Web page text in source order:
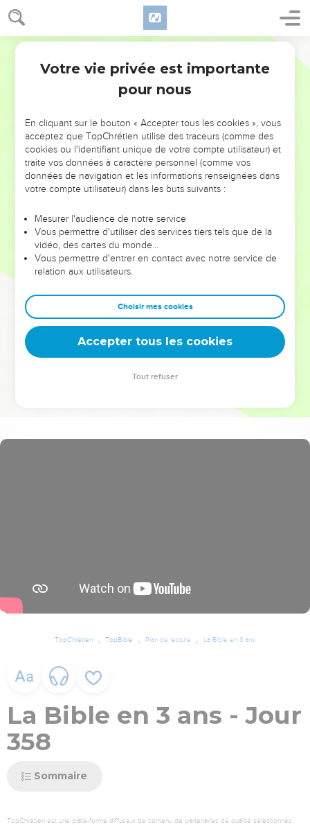
NE MANQUEZ PAS L’ÉVÉNEMENT
DE L’ANNÉE !
ET SI LEURS ERREURS POUVAIENT VOUS ÉVITER LES
VOTRES ?
leur foi ou leur vision. Mais on voit moins les doutes, les erreurs
et les saisons difficiles qu'ils ont traversés, alors même que ce
sont elles qui les ont façonnés.
Dans cette conférence, leaders, entrepreneurs, et responsables
clés pour avancer avec plus de sagesse afin que leurs erreurs
deviennent vos tremplins. Que vous guidiez un ministère, une
équipe, un groupe ou une famille, leur expérience est faite
TopChrétien TopBible Plan de lecture La Bible en 3 ans
La Bible en 3 ans - Jour
358
Sommaire
TopChrétien est une plate-forme diffuseur de contenu de partenaires de qualité sélectionnés.
Votre vie privée est importante
pour nous
En cliquant sur le bouton « Accepter tous les cookies », vous
acceptez que TopChrétien utilise des traceurs (comme des
cookies ou l'identifiant unique de votre compte utilisateur) et
traite vos données à caractère personnel (comme vos
données de navigation et les informations renseignées dans
votre compte utilisateur) dans les buts suivants :
Mesurer l'audience de notre service
Vous permettre d'utiliser des services tiers tels que de la
vidéo, des cartes du monde…
Vous permettre d'entrer en contact avec notre service de
relation aux utilisateurs.
Choisir mes cookies
Accepter tous les cookies
Tout refuser